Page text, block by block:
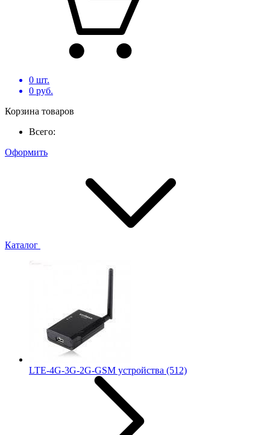
0 шт.
0 руб.
Корзина товаров
Всего:
Оформить
Каталог
LTE-4G-3G-2G-GSM устройства (512)